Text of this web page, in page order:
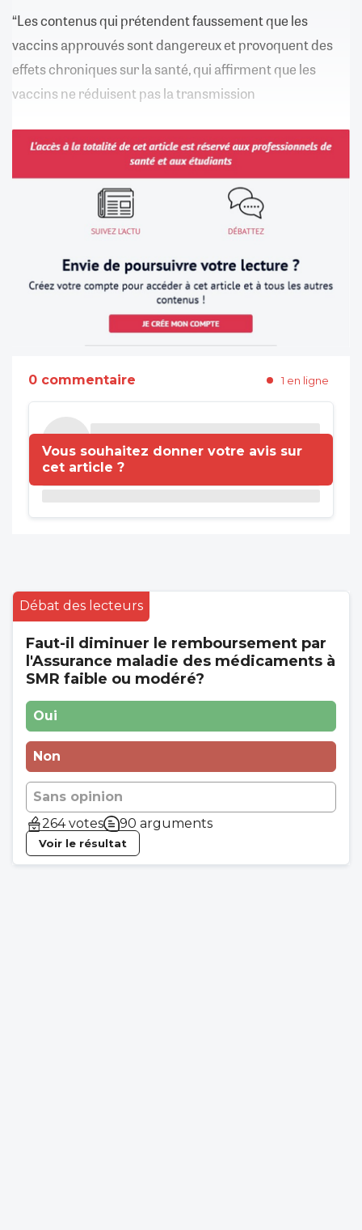
“Les contenus qui prétendent faussement que les
vaccins approuvés sont dangereux et provoquent des
effets chroniques sur la santé, qui affirment que les
vaccins ne réduisent pas la transmission
0 commentaire 1 en ligne
Vous souhaitez donner votre avis sur
cet article ?
Débat des lecteurs
Faut-il diminuer le remboursement par
l'Assurance maladie des médicaments à
SMR faible ou modéré?
Oui
Non
Sans opinion
264 votes
90 arguments
Voir le résultat